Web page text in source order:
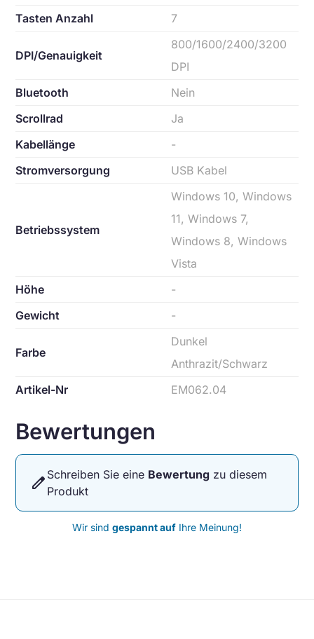
Tasten Anzahl
7
DPI/Genauigkeit
800/1600/2400/3200
DPI
Bluetooth
Nein
Scrollrad
Ja
Kabellänge
-
Stromversorgung
USB Kabel
Betriebssystem
Windows 10, Windows
11, Windows 7,
Windows 8, Windows
Vista
Höhe
-
Gewicht
-
Farbe
Dunkel
Anthrazit/Schwarz
Artikel-Nr
EM062.04
Bewertungen
edit Schreiben Sie eine Bewertung zu diesem
Produkt
Wir sind gespannt auf Ihre Meinung!